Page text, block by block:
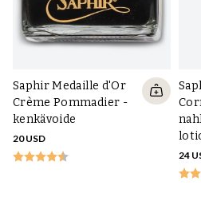
Saphir Medaille d'Or
Crème Pommadier -
kenkävoide
20 USD
24